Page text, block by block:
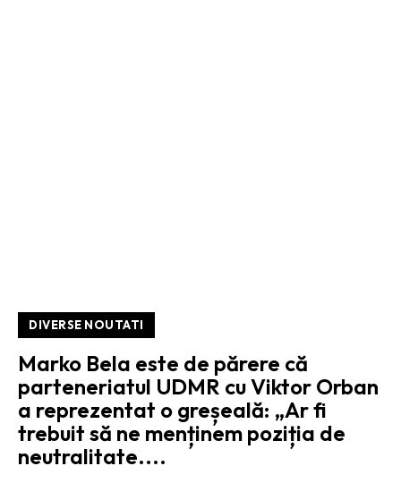
DIVERSE NOUTATI
Marko Bela este de părere că
parteneriatul UDMR cu Viktor Orban
a reprezentat o greșeală: „Ar fi
trebuit să ne menținem poziția de
neutralitate....